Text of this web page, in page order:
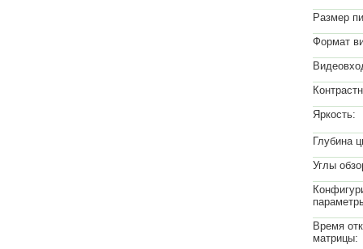
Размер
Формат
Яркость:
Глубина
Углы
Время
матрицы: